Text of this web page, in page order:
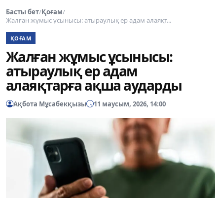
Басты бет/Қоғам/
Жалған жұмыс ұсынысы: атыраулық ер адам алаяқт...
ҚОҒАМ
Жалған жұмыс ұсынысы:
атыраулық ер адам
алаяқтарға ақша аударды
Ақбота Мұсабекқызы 11 маусым, 2026, 14:00